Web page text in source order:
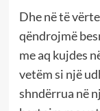
Dhe në të
qëndrojmë
me aq kujdes
vetëm si një
shndërrua në